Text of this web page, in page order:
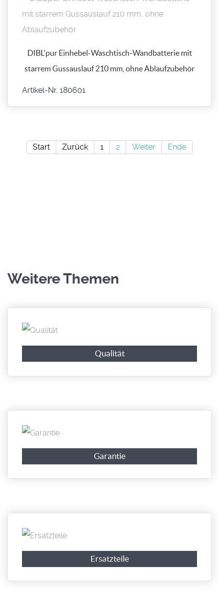
DIBL'pur Einhebel-Waschtisch-Wandbatterie mit
starrem Gussauslauf 210 mm, ohne Ablaufzubehör
Artikel-Nr. 180601
Start Zurück 1 2 Weiter Ende
Weitere Themen
Qualität
Garantie
Ersatzteile